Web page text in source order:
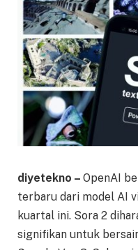
diyetekno – OpenAI
terbaru dari model AI
kuartal ini. Sora 2
signifikan untuk